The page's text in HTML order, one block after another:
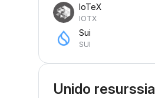
IoTeX
IOTX
Sui
SUI
Unido resurssia